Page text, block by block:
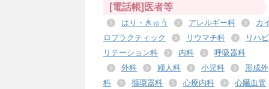
[電話帳]医者等
はり・きゅう アレルギー科
カ
ロプラクティック
リウマチ科
リハビ
リテーション科
内科
呼吸器科
外科
婦人科 小児科
形成外
科
循環器科 心療内科
心臓血管